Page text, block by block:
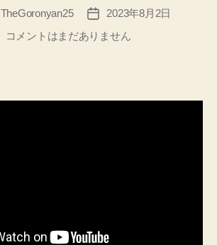
TheGoronyan25
投
稿
日
2023年8月2日
外
ュ
す
コメントはまだありません